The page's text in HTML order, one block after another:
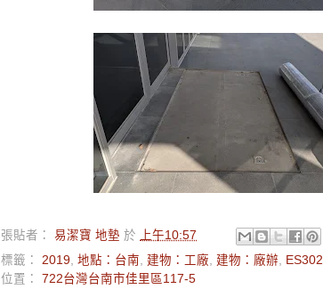
張貼者： 易潔寶 地墊 於
上午10:57
標籤： 2019 地點：台南 建物：工廠 建物：廠辦
位置： 722台灣台南市佳里區117-5